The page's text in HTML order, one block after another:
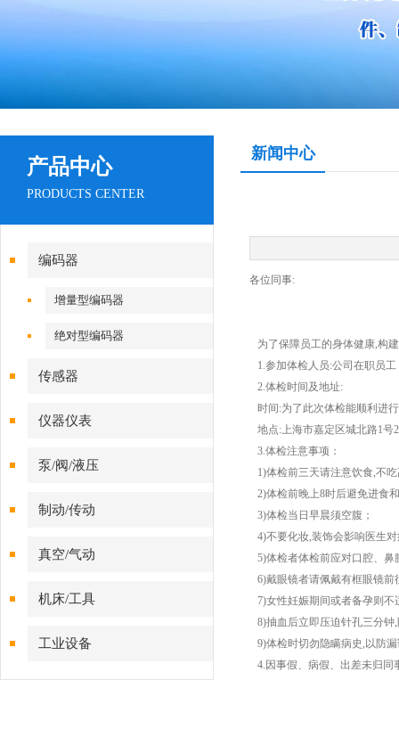
产品中心
PRODUCTS CENTER
编码器
增量型编码器
绝对型编码器
传感器
仪器仪表
泵/阀/液压
制动/传动
真空/气动
机床/工具
工业设备
新闻中心
各位同事:
为了保障员工的身体健康,构
1.参加体检人员:公司在职员工
2.体检时间及地址:
时间:为了此次体检能顺利进
地点:上海市嘉定区城北路1号
3.体检注意事项：
1)体检前三天请注意饮食,不
2)体检前晚上8时后避免进食
3)体检当日早晨须空腹；
4)不要化妆,装饰会影响医生
5)体检者体检前应对口腔、鼻
6)戴眼镜者请佩戴有框眼镜前
7)女性妊娠期间或者备孕则不
8)抽血后立即压迫针孔三分钟
9)体检时切勿隐瞒病史,以防
4.因事假、病假、出差未归同